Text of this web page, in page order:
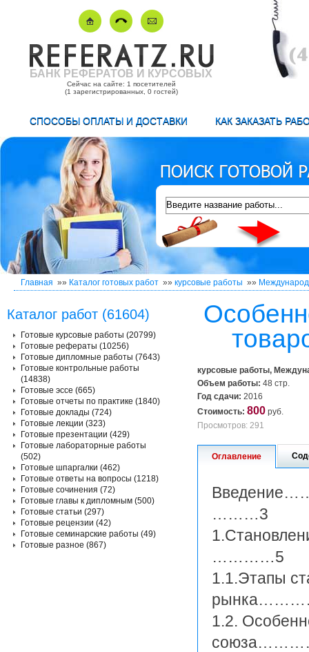
БАНК РЕФЕРАТОВ И КУРСОВЫХ
Сейчас на сайте: 1 посетителей
(1 зарегистрированных, 0 гостей)
СПОСОБЫ ОПЛАТЫ И ДОСТАВКИ КАК ЗАКАЗАТЬ
Главная »» Каталог готовых работ »» курсовые работы »»
курсовые работы,
Объем работы: 48 стр.
Год сдачи: 2016
Стоимость: 800 руб.
Просмотров: 291
Оглавление
………3
…………5
1.1.Этапы
1.2.
Каталог работ (61604)
Готовые курсовые работы (20799)
Готовые рефераты (10256)
Готовые дипломные работы (7643)
Готовые контрольные работы
(14838)
Готовые эссе (665)
Готовые отчеты по практике (1840)
Готовые доклады (724)
Готовые лекции (323)
Готовые презентации (429)
Готовые лабораторные работы
(502)
Готовые шпаргалки (462)
Готовые ответы на вопросы (1218)
Готовые сочинения (72)
Готовые главы к дипломным (500)
Готовые статьи (297)
Готовые рецензии (42)
Готовые семинарские работы (49)
Готовые разное (867)